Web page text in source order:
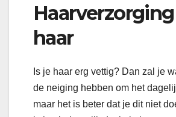
haar
Is je haar erg vettig? Dan zal je
de neiging hebben om het
maar het is beter dat je dit niet